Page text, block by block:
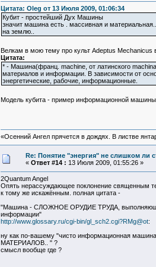
Цитата: Oleg от 13 Июля 2009, 01:06:34
Кубит - простейший Дух Машины
значит машина есть . массивная и
на землю..
Велкам в мою тему про культ Adeptus Mechanicus
Цитата:
* - Машина(франц. machine, от латинского
материалов и информации. В зависимости от
энергетические, рабочие, информационные.
Модель кубита - пример информационной
«Осенний Ангел прячется в дождях. В листве
Re: Понятие "энергия" не слишком ли
« Ответ #14 : 13 Июля 2009, 01:55:26 »
2Quantum Angel
Опять нерассуждающее поклонение священным
к тому же искажённым. полная цитата -
"Машина - СЛОЖНОЕ ОРУДИЕ ТРУДА,
информации"
http://www.glossary.ru/cgi-bin/gl_sch2.cgi?RMg@ot:
ну как по-вашему "чисто информационная
МАТЕРИАЛОВ.. " ?
смысл вообще где ?